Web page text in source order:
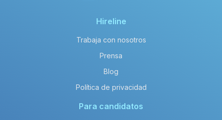
Hireline
Trabaja con nosotros
Prensa
Blog
Política de privacidad
Para candidatos